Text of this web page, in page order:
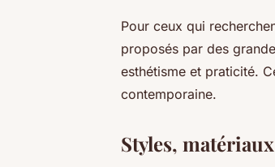
Pour ceux qui
proposés par des
esthétisme et praticité.
contemporaine.
Styles,